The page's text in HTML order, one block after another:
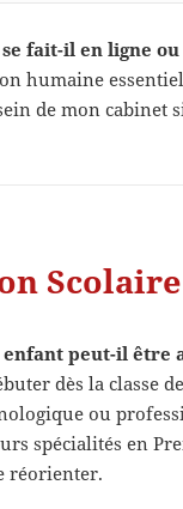
fait-il en ligne
humaine
de mon cabinet
Scolaire
peut-il être
dès la classe
ou
spécialités en
réorienter.